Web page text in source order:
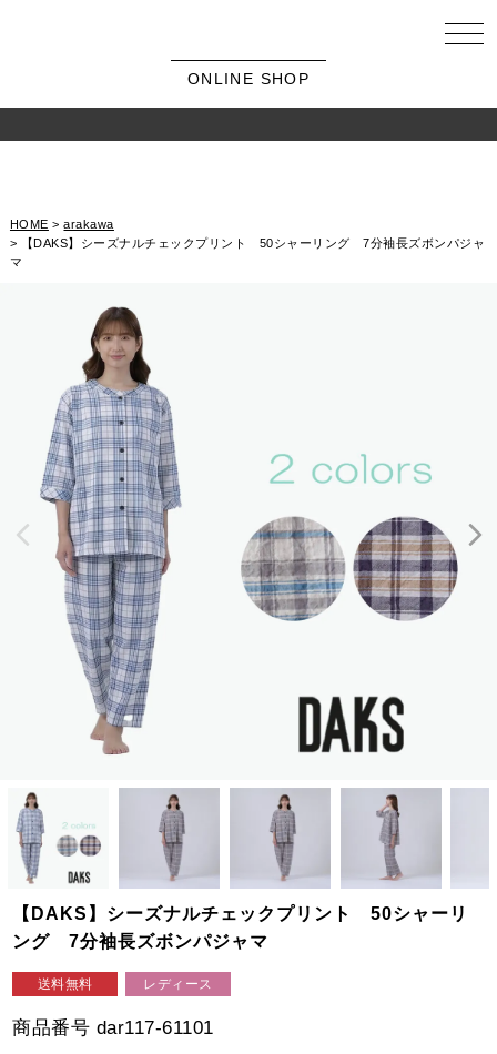
ONLINE SHOP
HOME
arakawa
【DAKS】シーズナルチェックプリント 50シャーリング 7分袖長ズボンパジャ
マ
【DAKS】シーズナルチェックプリント 50シャーリ
ング 7分袖長ズボンパジャマ
送料無料 レディース
商品番号 dar117-61101